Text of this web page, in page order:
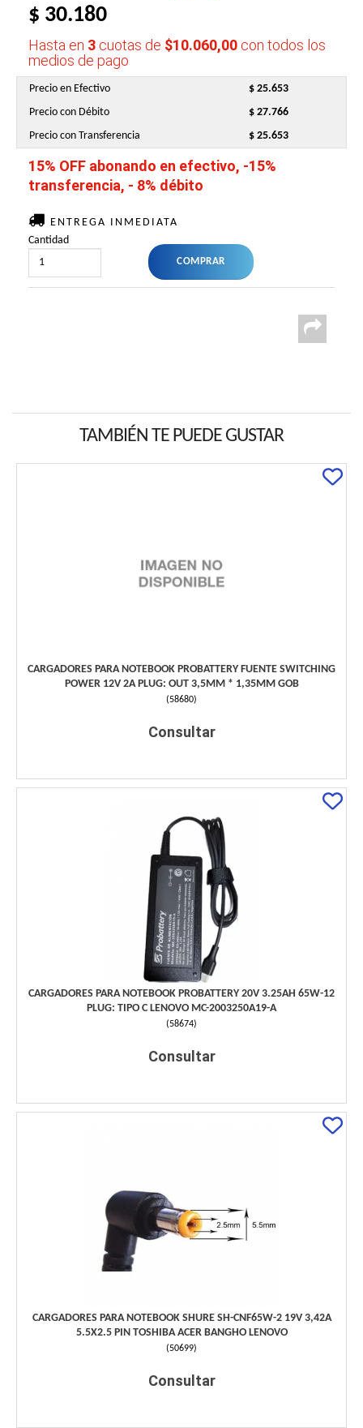
$ 30.180
Hasta en 3 cuotas de $10.060,00 con todos los
medios de pago
Precio en Efectivo
$ 25.653
Precio con Débito
$ 27.766
Precio con Transferencia
$ 25.653
15% OFF abonando en efectivo, -15%
transferencia, - 8% débito
ENTREGA INMEDIATA
Cantidad
TAMBIÉN TE PUEDE GUSTAR
CARGADORES PARA NOTEBOOK PROBATTERY FUENTE SWITCHING
POWER 12V 2A PLUG: OUT 3,5MM * 1,35MM GOB
(58680)
Consultar
CARGADORES PARA NOTEBOOK PROBATTERY 20V 3.25AH 65W-12
PLUG: TIPO C LENOVO MC-2003250A19-A
(58674)
Consultar
CARGADORES PARA NOTEBOOK SHURE SH-CNF65W-2 19V 3,42A
5.5X2.5 PIN TOSHIBA ACER BANGHO LENOVO
(50699)
Consultar